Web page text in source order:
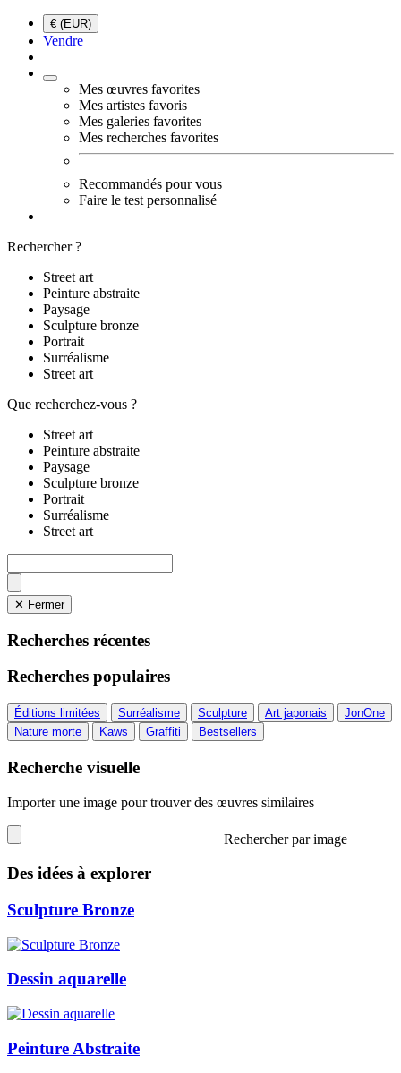
€ (EUR)
Vendre
Mes œuvres favorites
Mes artistes favoris
Mes galeries favorites
Mes recherches favorites
Recommandés pour vous
Faire le test personnalisé
Rechercher ?
Street art
Peinture abstraite
Paysage
Sculpture bronze
Portrait
Surréalisme
Street art
Que recherchez-vous ?
Street art
Peinture abstraite
Paysage
Sculpture bronze
Portrait
Surréalisme
Street art
✕ Fermer
Recherches récentes
Recherches populaires
Éditions limitées Surréalisme Sculpture Art japonais
JonOne
Nature morte
Kaws Graffiti Bestsellers
Recherche visuelle
Importer une image pour trouver des œuvres similaires
Rechercher par image
Des idées à explorer
Sculpture Bronze
Dessin aquarelle
Peinture Abstraite